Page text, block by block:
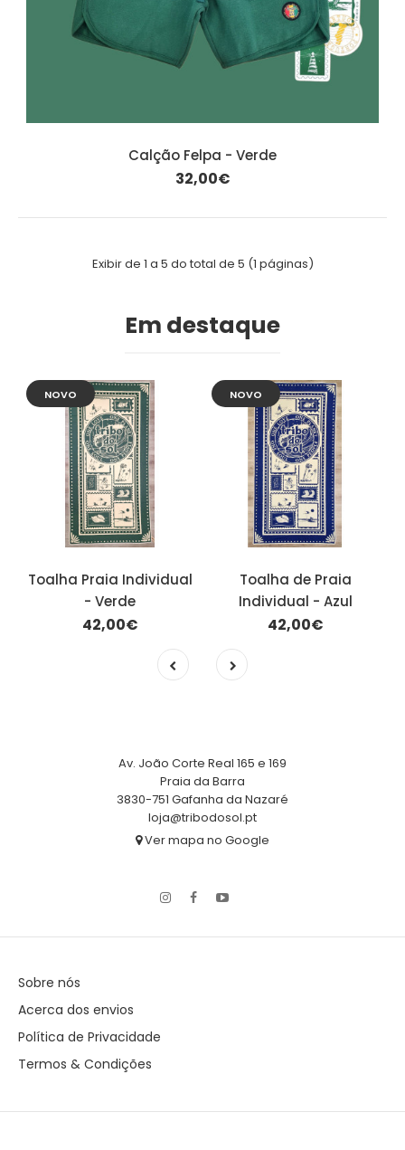
Calção Felpa - Verde
32,00€
Exibir de 1 a 5 do total de 5 (1 páginas)
Em destaque
NOVO
Toalha Praia Individual
- Verde
42,00€
NOVO
Toalha de Praia
Individual - Azul
42,00€
Av. João Corte Real 165 e 169
Praia da Barra
3830-751 Gafanha da Nazaré
loja@tribodosol.pt
Ver mapa no Google
Sobre nós
Acerca dos envios
Política de Privacidade
Termos & Condições